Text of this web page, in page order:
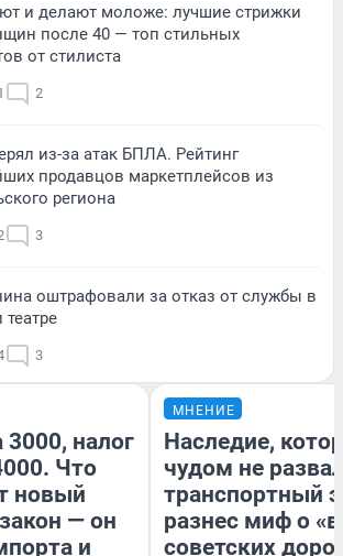
и делают моложе: лучшие стрижки
после 40 — топ стильных
от стилиста
2
из-за атак БПЛА. Рейтинг
продавцов маркетплейсов из
региона
3
оштрафовали за отказ от службы в
3
налог
Что
новый
— он
и
МНЕНИЕ
Наследие,
чудом не
транспортный
разнес миф о
советских